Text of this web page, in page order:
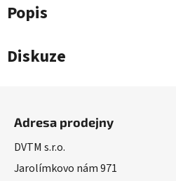
Popis
Diskuze
Adresa prodejny
DVTM s.r.o.
Jarolímkovo nám 971